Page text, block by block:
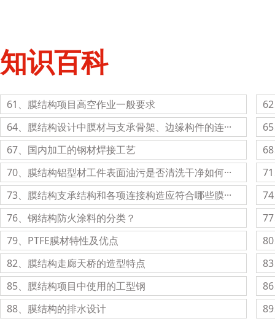
知识百科
61、膜结构项目高空作业一般要求
64、膜结构设计中膜材与支承骨架、边缘构件的连···
67、国内加工的钢材焊接工艺
70、膜结构铝型材工件表面油污是否清洗干净如何···
73、膜结构支承结构和各项连接构造应符合哪些膜···
76、钢结构防火涂料的分类？
79、PTFE膜材特性及优点
82、膜结构走廊天桥的造型特点
85、膜结构项目中使用的工型钢
88、膜结构的排水设计